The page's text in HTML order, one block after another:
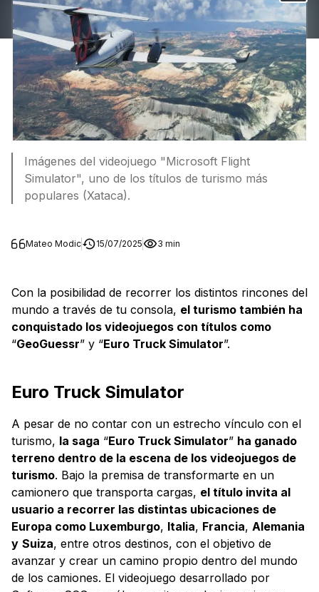
Imágenes del videojuego "Microsoft Flight
Simulator", uno de los títulos de turismo más
populares (Xataca).
Mateo Modic 15/07/2025 3 min
Con la posibilidad de recorrer los distintos rincones del
mundo a través de tu consola, el turismo también ha
conquistado los videojuegos con títulos como
“GeoGuessr” y “Euro Truck Simulator”.
Euro Truck Simulator
A pesar de no contar con un estrecho vínculo con el
turismo, la saga “Euro Truck Simulator” ha ganado
terreno dentro de la escena de los videojuegos de
turismo. Bajo la premisa de transformarte en un
camionero que transporta cargas, el título invita al
usuario a recorrer las distintas ubicaciones de
Europa como Luxemburgo, Italia, Francia, Alemania
y Suiza, entre otros destinos, con el objetivo de
avanzar y crear un camino propio dentro del mundo
de los camiones. El videojuego desarrollado por